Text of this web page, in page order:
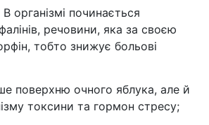
організмі починається
речовини, яка за своєю
тобто знижує больові
поверхню очного яблука, але й
токсини та гормон стресу;